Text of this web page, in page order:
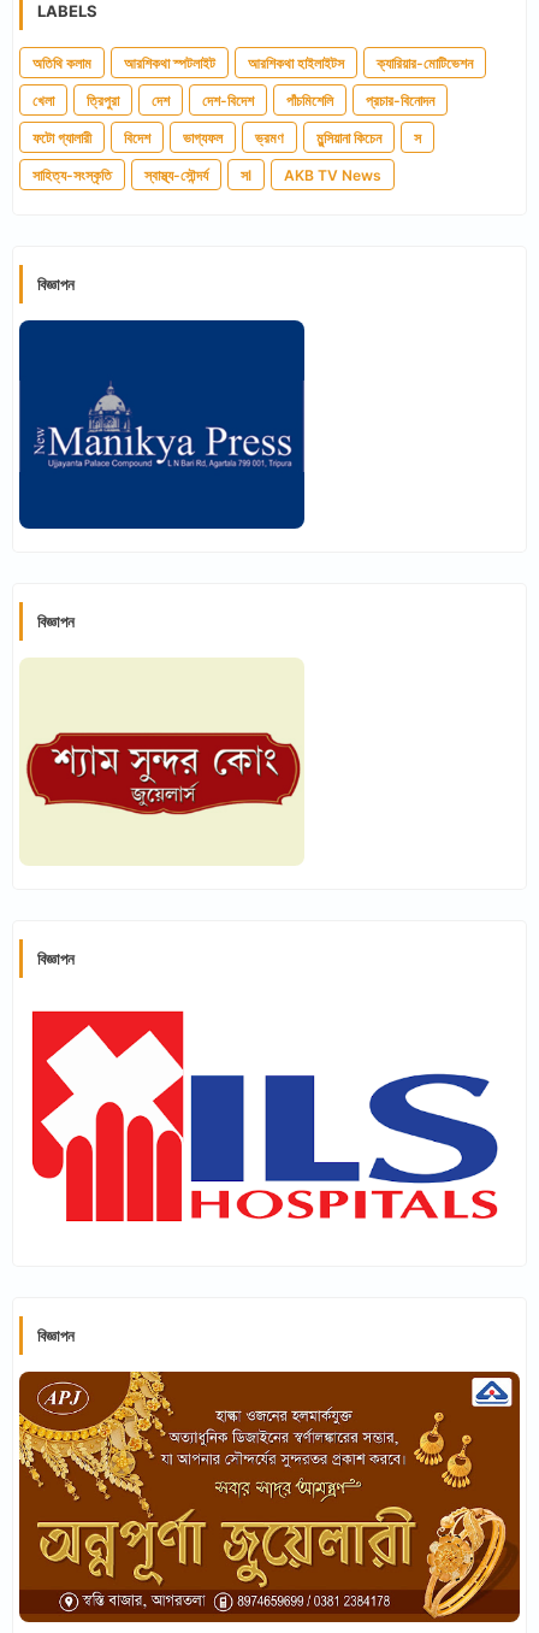
LABELS
অতিথি কলাম আরশিকথা স্পটলাইট আরশিকথা হাইলাইটস ক্যারিয়ার-মোটিভেশন
খেলা ত্রিপুরা দেশ দেশ-বিদেশ পাঁচমিশেলি প্রচার-বিনোদন
ফটো গ্যালারী বিদেশ ভাগ্যফল ভ্রমণ মুন্সিয়ানা কিচেন স
সাহিত্য-সংস্কৃতি স্বাস্থ্য-সৌন্দর্য সl AKB TV News
বিজ্ঞাপন
বিজ্ঞাপন
বিজ্ঞাপন
বিজ্ঞাপন